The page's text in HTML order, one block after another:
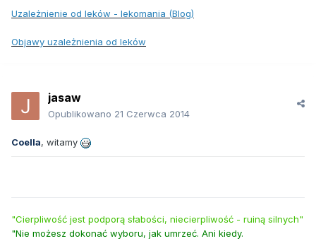
Uzależnienie od leków - lekomania (Blog)
Objawy uzależnienia od leków
jasaw
Opublikowano 21 Czerwca 2014
Coella, witamy
"Cierpliwość jest podporą słabości, niecierpliwość - ruiną silnych"
"Nie możesz dokonać wyboru, jak umrzeć. Ani kiedy.